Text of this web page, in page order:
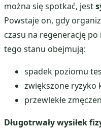
można się spotkać, jest
Powstaje on, gdy
czasu na regenerację
tego stanu obejmują:
spadek poziomu
zwiększone ryzyko
przewlekłe
Długotrwały wysiłek